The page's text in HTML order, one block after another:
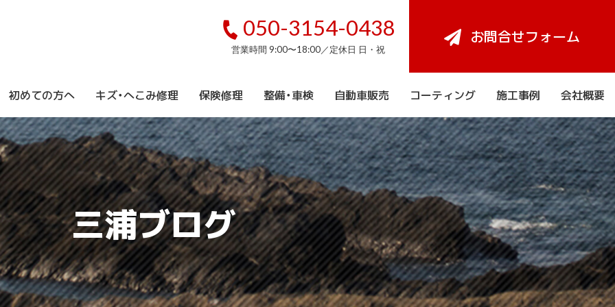
050-3154-0438
営業時間 9:00〜18:00／定休日 日・祝
お問合せフォーム
初めての方へ キズ・へこみ修理 保険修理 整備・車検 自動車販売 コーティング 施工事例 会社概要
三浦ブログ